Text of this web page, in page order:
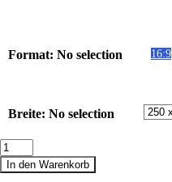
Format: No selection 16:9
Breite: No selection
Tension
Deckeneinbauleinwand
Menge
In den Warenkorb